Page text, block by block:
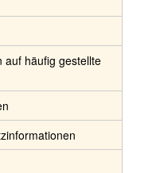
- Sonderqualität -
ca. 2 - 3 cm / ca. 5-7g
9,90 €
inkl. 19% USt. , zzgl.Versand
auf häufig gestellte